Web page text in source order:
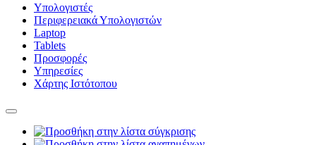
Υπολογιστές
Περιφερειακά Υπολογιστών
Laptop
Tablets
Προσφορές
Υπηρεσίες
Χάρτης Ιστότοπου